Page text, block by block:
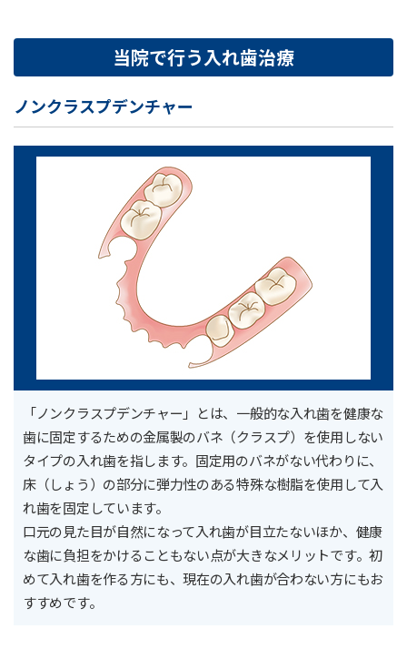
当院で行う入れ歯治療
ノンクラスプデンチャー
「ノンクラスプデンチャー」とは、一般的な入れ歯を健康な
歯に固定するための金属製のバネ（クラスプ）を使用しない
タイプの入れ歯を指します。固定用のバネがない代わりに、
床（しょう）の部分に弾力性のある特殊な樹脂を使用して入
れ歯を固定しています。
口元の見た目が自然になって入れ歯が目立たないほか、健康
な歯に負担をかけることもない点が大きなメリットです。初
めて入れ歯を作る方にも、現在の入れ歯が合わない方にもお
すすめです。